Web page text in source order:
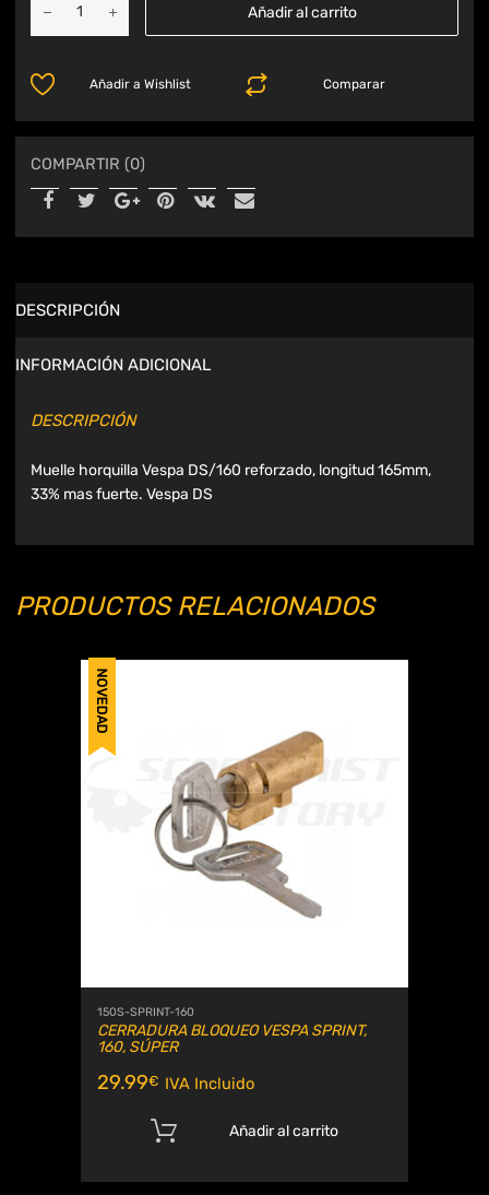
Añadir al carrito
Comparar
Añadir a Wishlist
COMPARTIR (0)
DESCRIPCIÓN
INFORMACIÓN ADICIONAL
DESCRIPCIÓN
Muelle horquilla Vespa DS/160 reforzado, longitud 165mm,
33% mas fuerte. Vespa DS
PRODUCTOS RELACIONADOS
NOVEDAD
150S-SPRINT-160
CERRADURA BLOQUEO VESPA SPRINT,
160, SÚPER
29.99€ IVA Incluido
Añadir al carrito